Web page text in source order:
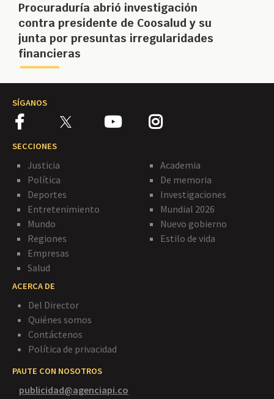
Procuraduría abrió investigación
contra presidente de Coosalud y su
junta por presuntas irregularidades
financieras
SÍGANOS
SECCIONES
Justicia
Política
Deportes
Entretenimiento
Mundo
Regiones
Empresas
Salud
Academia
De memoria
Investigaciones
Mundial 2026
Nuevo gobierno
Estilo de vida
ACERCA DE
Del Director
Quiénes somos
Contáctenos
Política de privacidad
PAUTE CON NOSOTROS
publicidad@agenciapi.co